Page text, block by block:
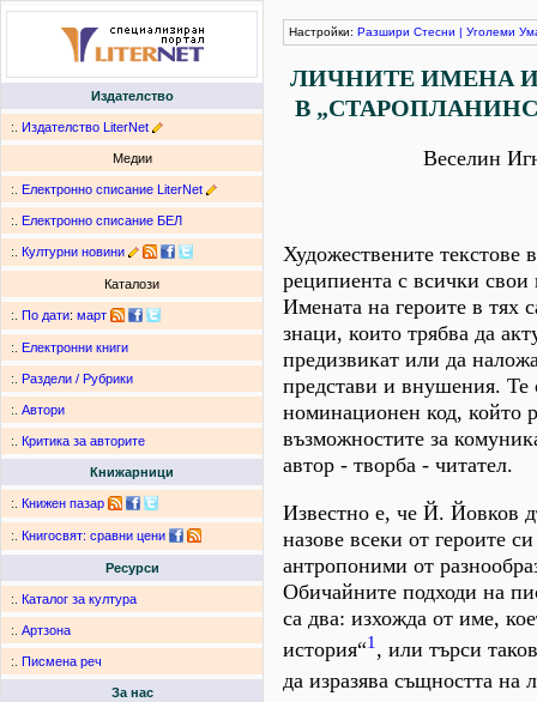
Издателство
:. Издателство LiterNet
Медии
:. Електронно списание LiterNet
:. Електронно списание БЕЛ
:. Културни новини
Каталози
:. По дати: март
:. Електронни книги
:. Раздели / Рубрики
:. Автори
:. Критика за авторите
Книжарници
:. Книжен пазар
:. Книгосвят: сравни цени
Ресурси
:. Каталог за култура
:. Артзона
:. Писмена реч
За нас
Настройки: Разшири Стесни | Уголеми
ЛИЧНИТЕ ИМЕНА
В
Веселин
Художествените текстове
реципиента с всички
Имената на героите в тях
знаци, които трябва да
предизвикат или да
представи и внушения. Те
номинационен код, който
възможностите за
автор - творба - читател.
Известно е, че Й. Йовков
назове всеки от героите
антропоними от
Обичайните подходи на
са два: изхожда от име,
история“1 , или търси
да изразява същността на